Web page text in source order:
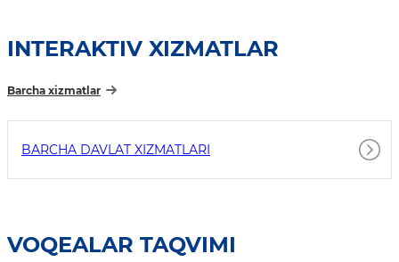
INTERAKTIV XIZMATLAR
Barcha xizmatlar
BARCHA DAVLAT XIZMATLARI
VOQEALAR TAQVIMI